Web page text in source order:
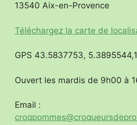
13540 Aix-en-Provence
Téléchargez la carte de
GPS 43.5837753,
Ouvert les mardis de 9h00 à
Email :